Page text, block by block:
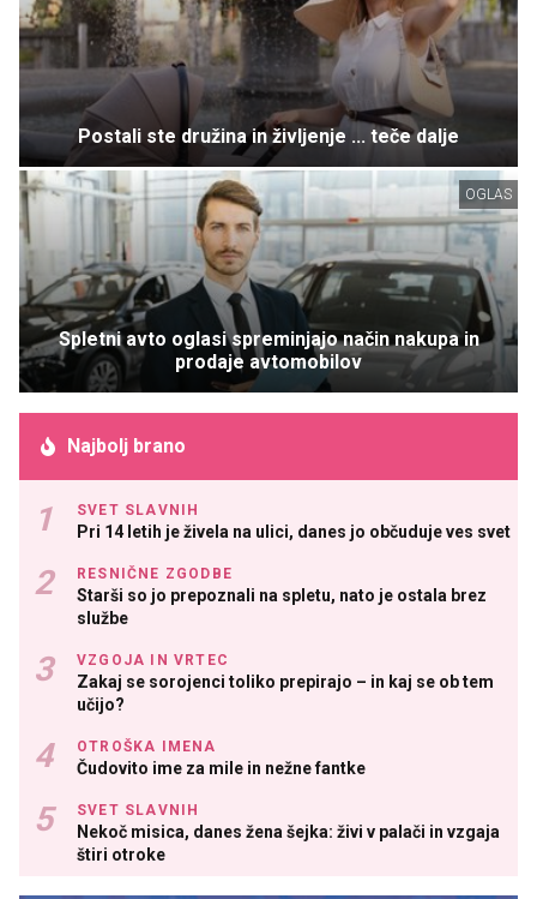
Postali ste družina in življenje ... teče dalje
OGLAS
Spletni avto oglasi spreminjajo način nakupa in
prodaje avtomobilov
Najbolj brano
SVET SLAVNIH
Pri 14 letih je živela na ulici, danes jo občuduje ves svet
RESNIČNE ZGODBE
Starši so jo prepoznali na spletu, nato je ostala brez
službe
VZGOJA IN VRTEC
Zakaj se sorojenci toliko prepirajo – in kaj se ob tem
učijo?
OTROŠKA IMENA
Čudovito ime za mile in nežne fantke
SVET SLAVNIH
Nekoč misica, danes žena šejka: živi v palači in vzgaja
štiri otroke